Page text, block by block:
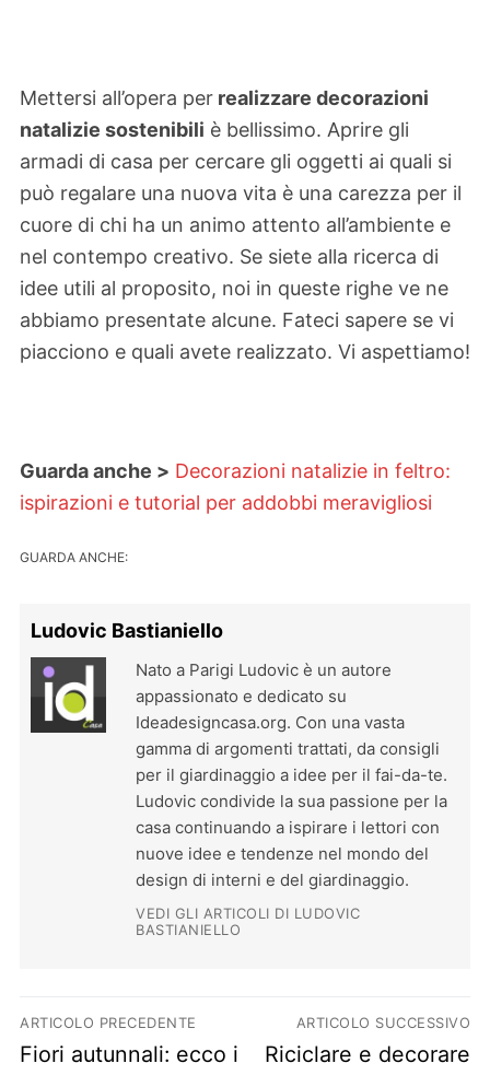
Mettersi all’opera per realizzare decorazioni
natalizie sostenibili è bellissimo. Aprire gli
armadi di casa per cercare gli oggetti ai quali si
può regalare una nuova vita è una carezza per il
cuore di chi ha un animo attento all’ambiente e
nel contempo creativo. Se siete alla ricerca di
idee utili al proposito, noi in queste righe ve ne
abbiamo presentate alcune. Fateci sapere se vi
piacciono e quali avete realizzato. Vi aspettiamo!
Guarda anche > Decorazioni natalizie in feltro:
ispirazioni e tutorial per addobbi meravigliosi
GUARDA ANCHE:
Ludovic Bastianiello
Nato a Parigi Ludovic è un autore
appassionato e dedicato su
Ideadesigncasa.org. Con una vasta
gamma di argomenti trattati, da consigli
per il giardinaggio a idee per il fai-da-te.
Ludovic condivide la sua passione per la
casa continuando a ispirare i lettori con
nuove idee e tendenze nel mondo del
design di interni e del giardinaggio.
VEDI GLI ARTICOLI DI LUDOVIC
BASTIANIELLO
Navigazione articoli
ARTICOLO PRECEDENTE
Previous post:
Fiori autunnali: ecco i
ARTICOLO SUCCESSIVO
Next post:
Riciclare e decorare